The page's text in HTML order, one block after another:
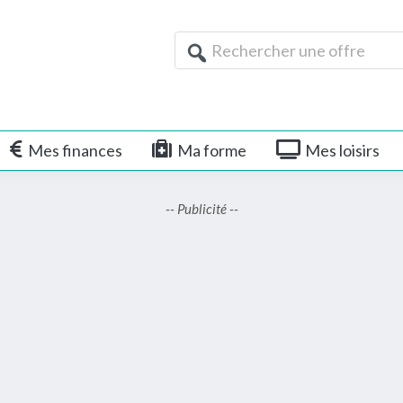
Rechercher
une
Mes finances Ma forme Mes loisirs
-- Publicité --